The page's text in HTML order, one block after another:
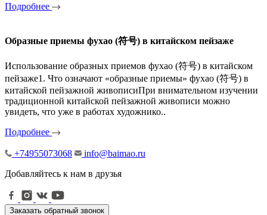
Подробнее
Образные приемы фухао (符号) в китайском пейзаже
Использование образных приемов фухао (符号) в китайском
пейзаже1. Что означают «образные приемы» фухао (符号) в
китайской пейзажной живописиПри внимательном изучении
традиционной китайской пейзажной живописи можно
увидеть, что уже в работах художнико..
Подробнее
+74955073068
info@baimao.ru
Добавляйтесь к нам в друзья
Заказать обратный звонок